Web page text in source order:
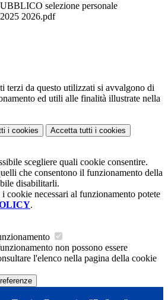
selezione personale
2026.pdf
terzi da questo utilizzati si avvalgono di
ed utili alle finalità illustrate nella
i cookies Accetta tutti i cookies
scegliere quali cookie consentire.
che consentono il funzionamento della
disabilitarli.
cookie necessari al funzionamento potete
.
non possono essere
l'elenco nella pagina della cookie